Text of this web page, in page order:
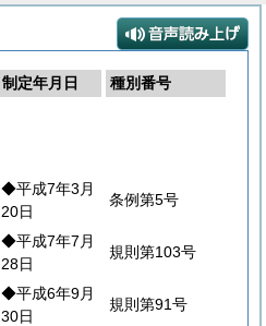
制定年月日
種別番号
◆平成7年3月
20日
条例第5号
◆平成7年7月
28日
規則第103号
◆平成6年9月
30日
規則第91号